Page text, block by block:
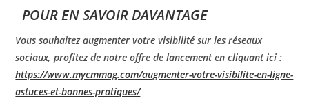
POUR EN SAVOIR DAVANTAGE
Vous souhaitez augmenter votre visibilité sur les réseaux
sociaux, profitez de notre offre de lancement en cliquant ici :
https://www.mycmmag.com/augmenter-votre-visibilite-en-ligne-
astuces-et-bonnes-pratiques/